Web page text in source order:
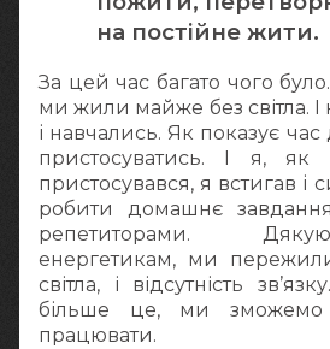
на постійне жити.
За цей час багато чого було.
ми жили майже без світла. І
і навчались. Як показує
пристосуватись. І я, як
пристосувався, я встигав і
робити домашнє
репетиторами.
енергетикам, ми
світла, і відсутність
більше це, ми зможемо
працювати.